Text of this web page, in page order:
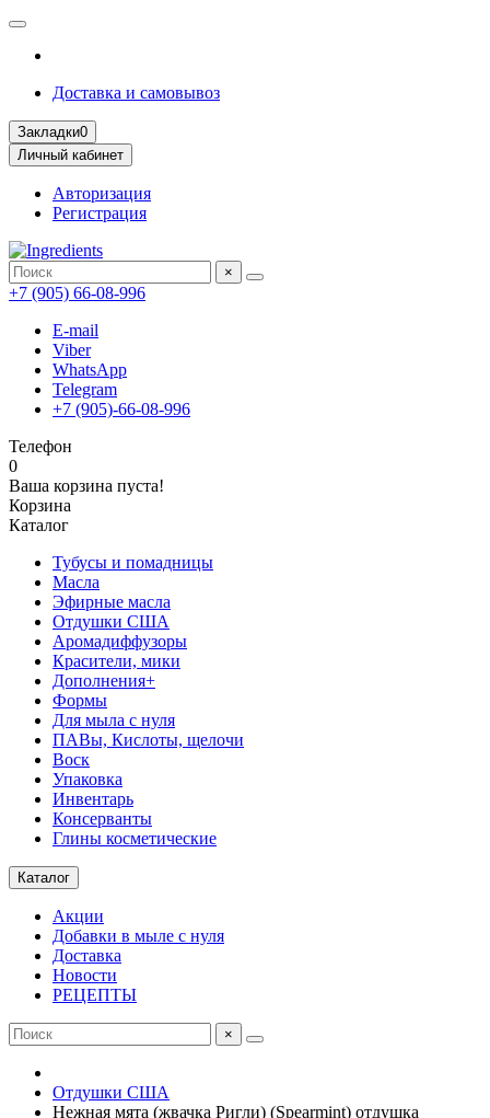
Доставка и самовывоз
Закладки0
Личный кабинет
Авторизация
Регистрация
×
+7 (905) 66-08-996
E-mail
Viber
WhatsApp
Telegram
+7 (905)-66-08-996
Телефон
0
Ваша корзина пуста!
Корзина
Каталог
Тубусы и помадницы
Масла
Эфирные масла
Отдушки США
Аромадиффузоры
Красители, мики
Дополнения+
Формы
Для мыла с нуля
ПАВы, Кислоты, щелочи
Воск
Упаковка
Инвентарь
Консерванты
Глины косметические
Каталог
Акции
Добавки в мыле с нуля
Доставка
Новости
РЕЦЕПТЫ
×
Отдушки США
Нежная мята (жвачка Ригли) (Spearmint) отдушка